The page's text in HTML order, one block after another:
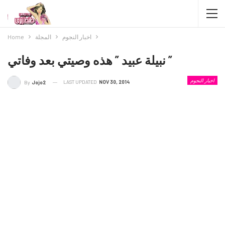
Home المجلة اخبار النجوم
نبيلة عبيد ” هذه وصيتي بعد وفاتي ”
اخبار النجوم By Jojo2 LAST UPDATED NOV 30, 2014